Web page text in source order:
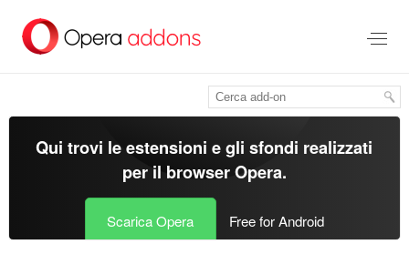
contenuto
Qui trovi le estensioni e gli sfondi realizzati
per il browser Opera.
Scarica Opera Free for Android